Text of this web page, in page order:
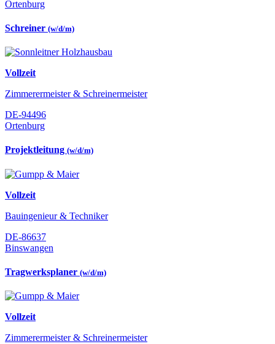
Ortenburg
Schreiner (w/d/m)
Vollzeit
Zimmerermeister & Schreinermeister
DE-94496
Ortenburg
Projektleitung (w/d/m)
Vollzeit
Bauingenieur & Techniker
DE-86637
Binswangen
Tragwerksplaner (w/d/m)
Vollzeit
Zimmerermeister & Schreinermeister